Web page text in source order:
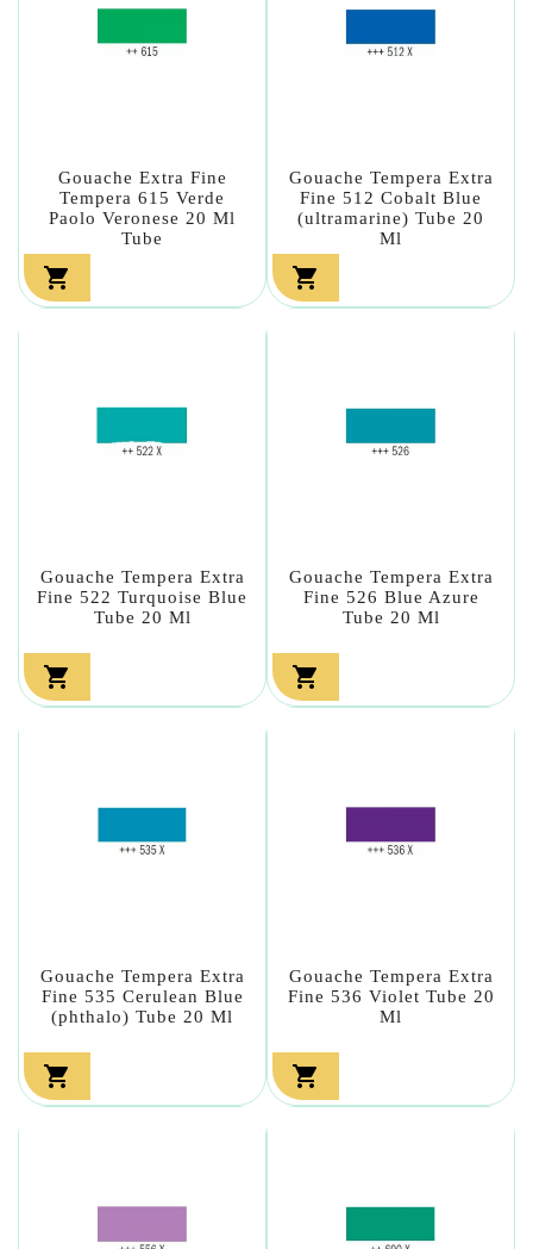
Gouache Extra Fine
Tempera 615 Verde
Paolo Veronese 20 Ml
Tube

Gouache Tempera Extra
Fine 512 Cobalt Blue
(ultramarine) Tube 20
Ml

Gouache Tempera Extra
Fine 522 Turquoise Blue
Tube 20 Ml

Gouache Tempera Extra
Fine 526 Blue Azure
Tube 20 Ml

Gouache Tempera Extra
Fine 535 Cerulean Blue
(phthalo) Tube 20 Ml

Gouache Tempera Extra
Fine 536 Violet Tube 20
Ml
